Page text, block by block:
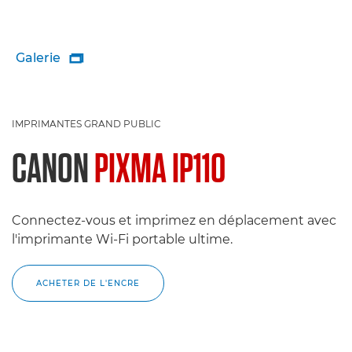
Galerie 
IMPRIMANTES GRAND PUBLIC
CANONPIXMA IP110
Connectez-vous et imprimez en déplacement avec
l'imprimante Wi-Fi portable ultime.
ACHETER DE L'ENCRE